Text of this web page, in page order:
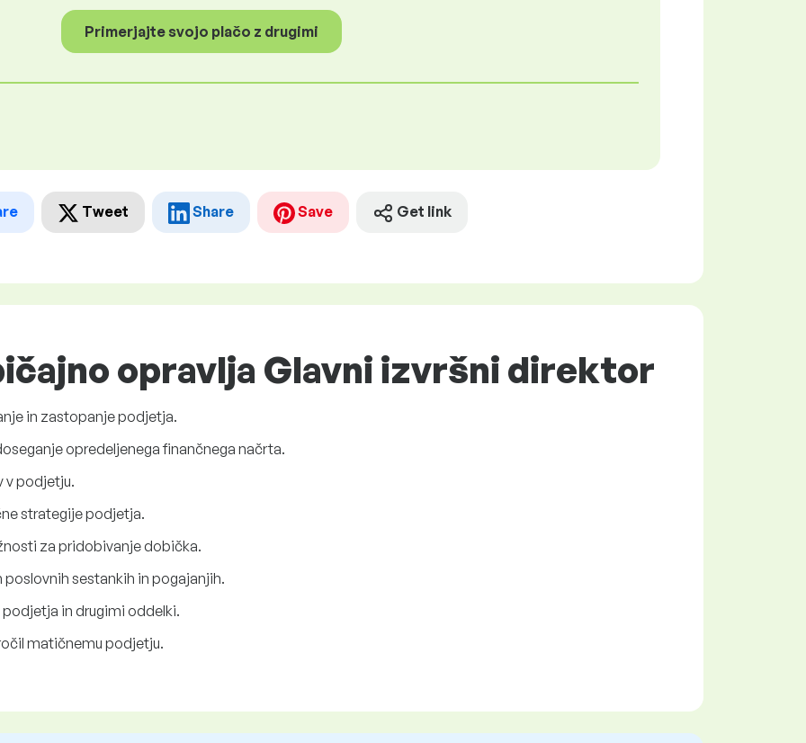
Primerjajte svojo plačo z drugimi
Tweet Share Save Get link
opravlja Glavni izvršni direktor
in zastopanje podjetja.
opredeljenega finančnega načrta.
v podjetju.
strategije podjetja.
za pridobivanje dobička.
sestankih in pogajanjih.
in drugimi oddelki.
matičnemu podjetju.